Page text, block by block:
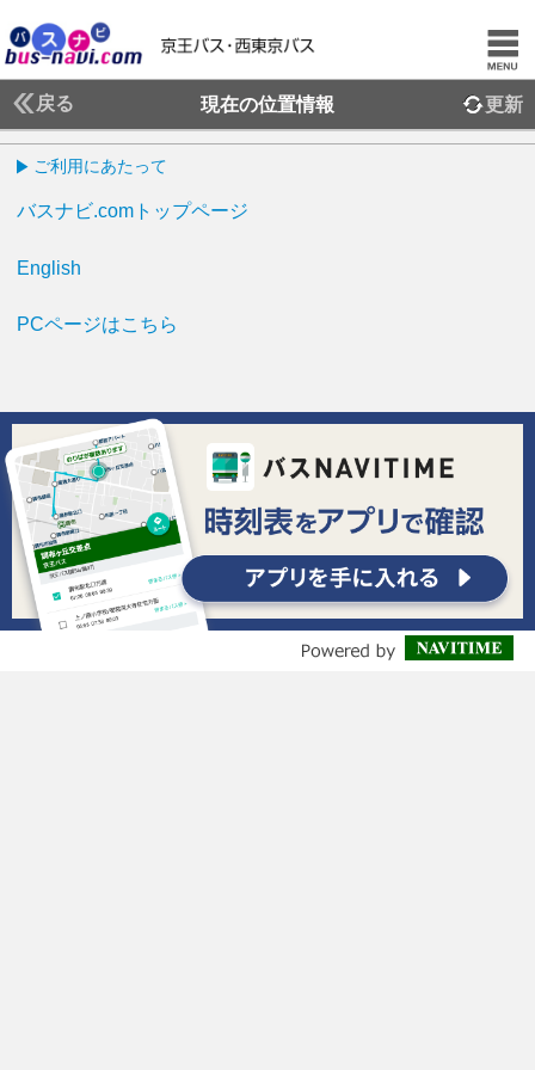
戻る 現在の位置情報 更新
ご利用にあたって
バスナビ.comトップページ
English
PCページはこちら